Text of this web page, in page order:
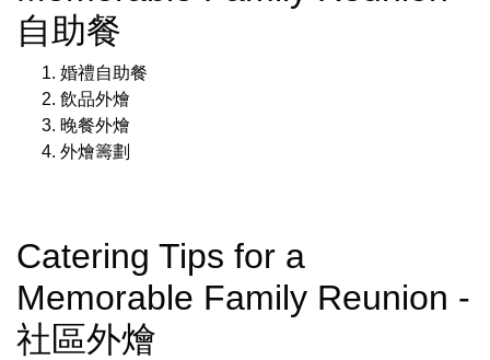
自助餐
婚禮自助餐
飲品外燴
晚餐外燴
外燴籌劃
Catering Tips for a
Memorable Family Reunion -
社區外燴